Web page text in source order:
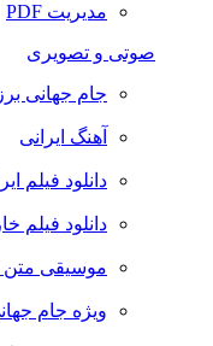
مدیریت PDF
صوتی و تصویری
جام جهانی برزیل
آهنگ ایرانی
دانلود فیلم
دانلود فیلم
موسیقی متن
ویژه جام جهانی 2018